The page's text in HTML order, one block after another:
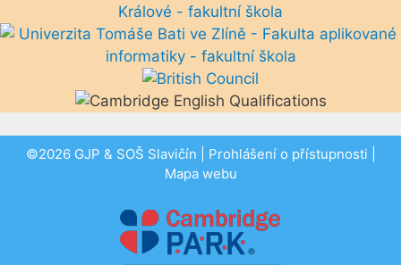
©2026 GJP & SOŠ Slavičín | Prohlášení o přístupnosti
Mapa webu